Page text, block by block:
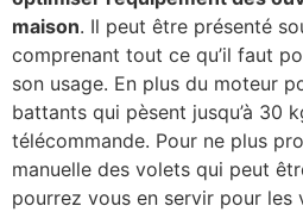
maison. Il peut être présenté
comprenant tout ce qu’il faut
son usage. En plus du moteur
battants qui pèsent jusqu’à 30
télécommande. Pour ne plus
manuelle des volets qui peut
pourrez vous en servir pour les